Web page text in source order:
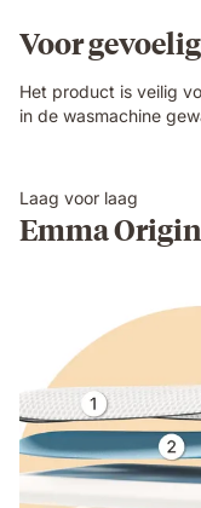
Voor
Het product is veilig
in de wasmachine
Laag voor laag
Emma